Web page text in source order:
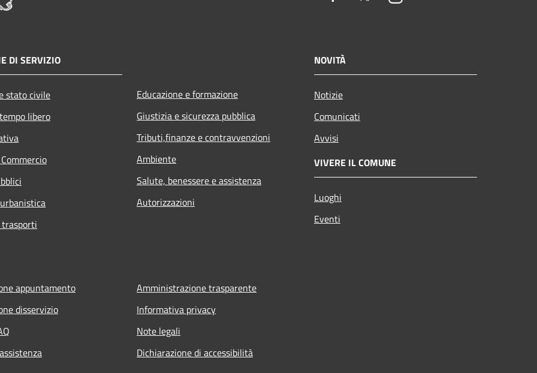
DI SERVIZIO
stato civile
libero
Educazione e formazione
Giustizia e sicurezza pubblica
Tributi,finanze e contravvenzioni
Ambiente
Salute, benessere e assistenza
Autorizzazioni
NOVITÀ
Notizie
Comunicati
Avvisi
VIVERE IL COMUNE
Luoghi
Eventi
appuntamento
disservizio
Amministrazione trasparente
Informativa privacy
Note legali
Dichiarazione di accessibilità